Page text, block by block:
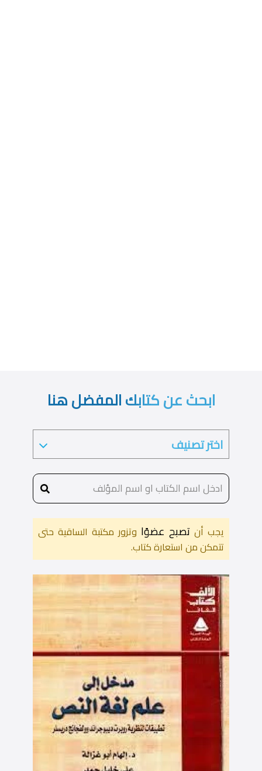
ابحث عن كتابك المفضل هنا
يجب أن تصبح عضوًا وتزور مكتبة الساقية حتى
تتمكن من استعارة كتاب.